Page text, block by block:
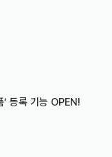
’ 등록 기능 OPEN!